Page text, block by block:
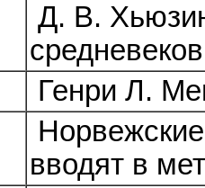
Д. В.
Генри Л.
вводят в